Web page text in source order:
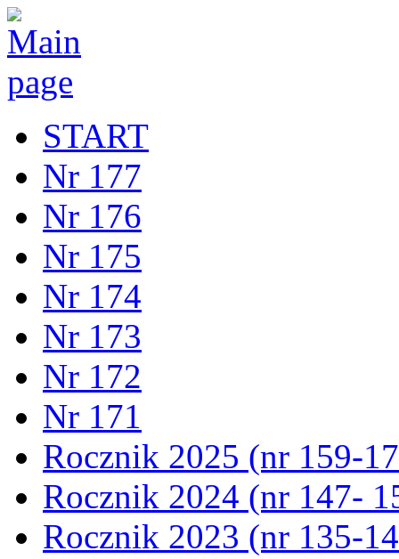
START
Nr 177
Nr 176
Nr 175
Nr 174
Nr 173
Nr 172
Nr 171
Rocznik 2025 (nr 159-
Rocznik 2024 (nr 147-
Rocznik 2023 (nr 135-